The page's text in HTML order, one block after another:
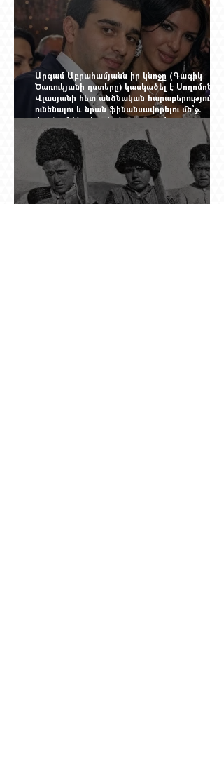
Արգամ Աբրահամյանն իր կնոջը (Գագիկ
Ծառուկյանի դստերը) կասկածել է Սողոմոն
Վլասյանի հետ անձնական հարաբերություններ
ունենալու և նրան ֆինանսավորելու մե՞ջ.
փորձում ենք հասկանալ այսօրվա
խառնիճաղանճ լրահոսը